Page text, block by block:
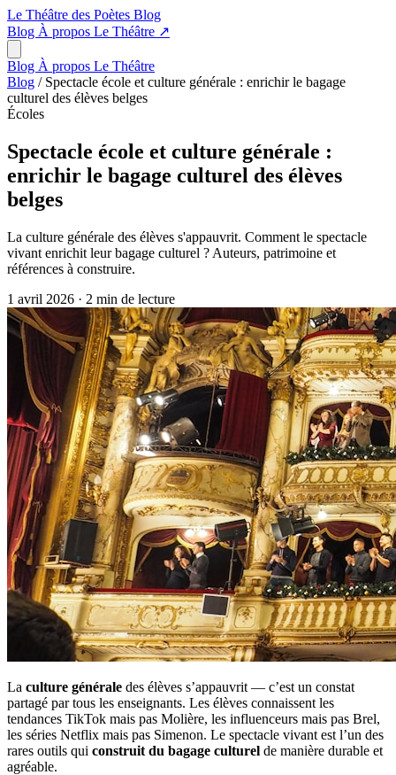
Le Théâtre des Poètes Blog
Blog À propos Le Théâtre ↗
Blog À propos Le Théâtre
Blog / Spectacle école et culture générale : enrichir le bagage
culturel des élèves belges
Écoles
Spectacle école et culture générale :
enrichir le bagage culturel des élèves
belges
La culture générale des élèves s'appauvrit. Comment le spectacle
vivant enrichit leur bagage culturel ? Auteurs, patrimoine et
références à construire.
1 avril 2026 · 2 min de lecture
La culture générale des élèves s’appauvrit — c’est un constat
partagé par tous les enseignants. Les élèves connaissent les
tendances TikTok mais pas Molière, les influenceurs mais pas Brel,
les séries Netflix mais pas Simenon. Le spectacle vivant est l’un des
rares outils qui construit du bagage culturel de manière durable et
agréable.